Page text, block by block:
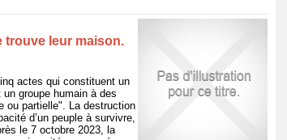
trouve leur maison.
actes qui constituent un
groupe humain à des
ou partielle". La destruction
d’un peuple à survivre,
le 7 octobre 2023, la